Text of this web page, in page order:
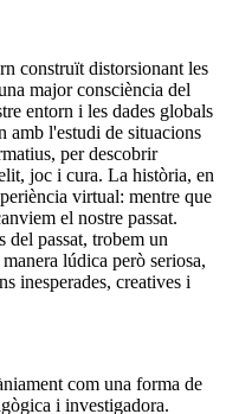
construït distorsionant les
major consciència del
entorn i les dades globals
amb l'estudi de situacions
per descobrir
joc i cura. La història, en
virtual: mentre que
el nostre passat.
del passat, trobem un
lúdica però seriosa,
inesperades, creatives i
com una forma de
i investigadora.